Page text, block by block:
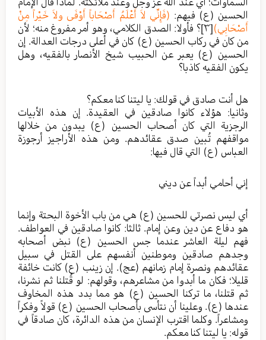
الحسين (ع) فيهم: (فَإِنِّي لاَ أَعْلَمُ أَصْحَاباً أَوْفَى ولاَ خَيْراً مِنْ
أَصْحَابِي)[٣]
؟ فأولا: الصدق الكلامي، وهو أمر مفروغ منه؛ لأن
من كان في ركاب الحسين (ع) كان في أعلى درجات العدالة. إن
الحسين (ع) يعبر عن الحبيب شيخ الأنصار بالفقيه، وهل
يكون الفقيه كاذبا؟
هل أنت صادق في قولك: يا ليتنا كنا معكم؟
وثانيا: هؤلاء كانوا صادقين في العقيدة. إن هذه الأبيات
الرجزية التي كان أصحاب الحسين (ع) يبدون من خلالها
مواقفهم تُبين صدق عقائدهم. ومن هذه الأراجيز أرجوزة
العباس (ع) التي قال فيها:
إني أحامي أبداً عن ديني
أي ليس نصرتي للحسين (ع) هي من باب الأخوة البحتة وإنما
هو دفاع عن دين وعن إمام. ثالثا: كانوا صادقين في العواطف.
فهم ليلة العاشر عندما جس الحسين (ع) نبض أصحابه
وجدهم صادقين وموطنين أنفسهم على القتل في سبيل
عقائدهم ونصرة إمام زمانهم (عج). إن زينب (ع) كانت خائفة
قليلا؛ فكان ما أبدوا من مشاعرهم، وقولهم: لو قُتلنا ثم نشرنا،
ثم قتلنا، ما تركنا الحسين (ع) هو مما بدد هذه المخاوف
عندها (ع). وعلينا أن نتأسى بأصحاب الحسين (ع) قولاً وفكراً
ومشاعراً. وكلما اقترب الإنسان من هذه الدائرة، كان صادقاً في
قوله: يا ليتنا كنا معكم.